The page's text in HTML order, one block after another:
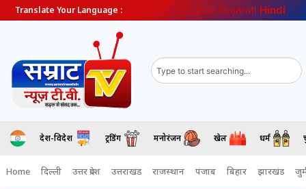
Translate Your Language : English Gujarati Hindi
देश-विदेश ट्रेंडिंग मनोरंजन खेल धर्म
Home दिल्ली उत्तर प्रदेश उत्तराखंड राजस्थान पंजाब बिहार झारखंड